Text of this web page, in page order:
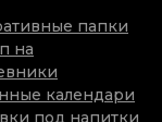
папки
на
календари
под напитки